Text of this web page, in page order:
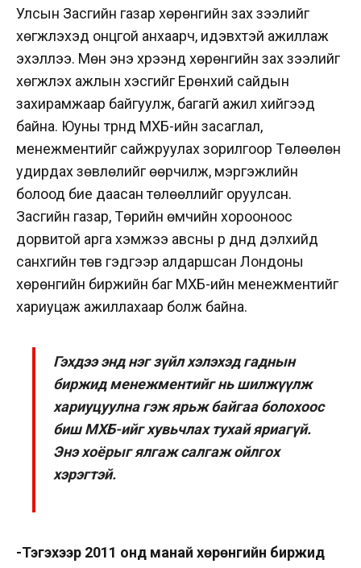
Улсын Засгийн газар хөрөнгийн зах зээлийг
хөгжүүлэхэд онцгой анхаарч, идэвхтэй ажиллаж
эхэллээ. Мөн энэ хүрээнд хөрөнгийн зах зээлийг
хөгжүүлэх ажлын хэсгийг Ерөнхий сайдын
захирамжаар байгуулж, багагүй ажил хийгээд
байна. Юуны түрүүнд МХБ-ийн засаглал,
менежментийг сайжруулах зорилгоор Төлөөлөн
удирдах зөвлөлийг өөрчилж, мэргэжлийн
болоод бие даасан төлөөллийг оруулсан.
Засгийн газар, Төрийн өмчийн хорооноос
дорвитой арга хэмжээ авсны үр дүнд дэлхийд
санхүүгийн төв гэдгээр алдаршсан Лондоны
хөрөнгийн биржийн баг МХБ-ийн менежментийг
хариуцаж ажиллахаар болж байна.
Гэхдээ энд нэг зүйл хэлэхэд гаднын
биржид менежментийг нь шилжүүлж
хариуцуулна гэж ярьж байгаа болохоос
биш МХБ-ийг хувьчлах тухай яриагүй.
Энэ хоёрыг ялгаж салгаж ойлгох
хэрэгтэй.
-Тэгэхээр 2011 онд манай хөрөнгийн биржид